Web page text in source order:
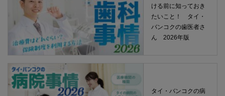
ける前に知っておき
たいこと！ タイ・
バンコクの歯医者さ
ん 2026年版
タイ・バンコクの病